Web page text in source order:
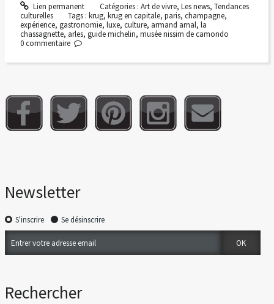
Lien permanent Catégories : Art de vivre, Les news, Tendances
culturelles
Tags :krug,krug en capitale,paris,champagne,
expérience, gastronomie, luxe, culture, armand arnal, la
chassagnette, arles, guide michelin, musée nissim de camondo
0 commentaire
Newsletter
S'inscrire Se désinscrire
Rechercher